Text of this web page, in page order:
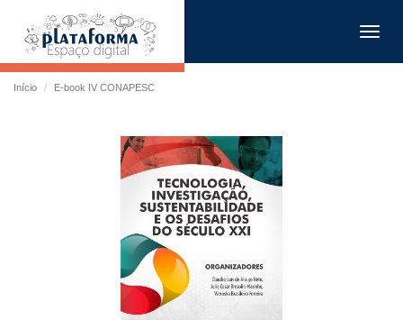
Início E-book IV CONAPESC